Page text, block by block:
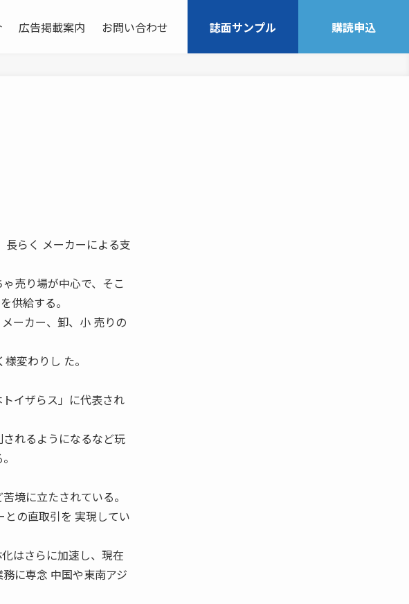
広告掲載案内 お問い合わせ 誌面サンプル 購読申込
長らく メーカーによる支
売り場が中心で、そこ
供給する。
ーカー、卸、小 売りの
変わりし た。
イザらス」に代表され
れるようになるなど玩
境に立たされている。
の直取引を 実現してい
はさらに加速し、現在
に専念 中国や東南アジ